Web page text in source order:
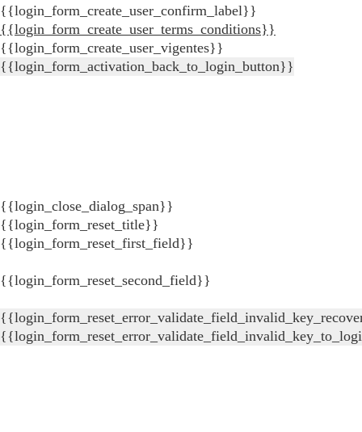
{{login_form_create_user_confirm_label}}
{{login_form_create_user_terms_conditions}}
{{login_form_create_user_vigentes}}
{{login_form_activation_back_to_login_button}}
{{login_close_dialog_span}}
{{login_form_reset_title}}
{{login_form_reset_first_field}}
{{login_form_reset_second_field}}